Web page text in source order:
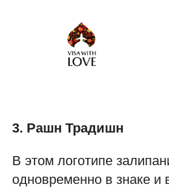
3. Рашн Традишн
В этом логотипе
одновременно в знаке